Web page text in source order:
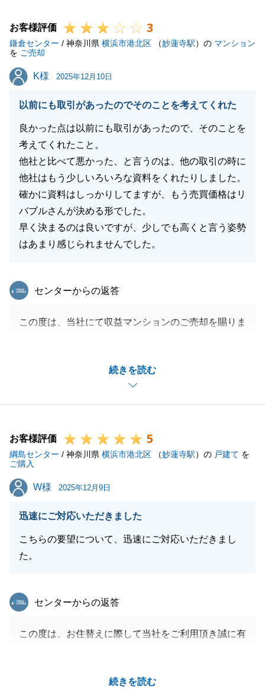
お客様評価
3
鎌倉センター / 神奈川県 横浜市港北区 （妙蓮寺駅）の マンション
を ご売却
K様
K様 2025年12月10日
以前にも取引があったのでそのことを考えてくれた
良かった点は以前にも取引があったので、そのことを
考えてくれたこと。
他社と比べて悪かった、と言うのは、他の取引の時に
他社はもう少しいろいろな資料をくれたりしました。
確かに資料はしっかりしてますが、もう売買価格はリ
バブルさんが決める形でした。
早く決まるのは良いですが、少しでも高くと言う姿勢
はあまり感じられませんでした。
続きを読む
東急リバブル
センターからの返答
この度は、当社にて収益マンションのご売却を賜りま
結果早期成約出来ましたが、早い成約につきまして価
格面でのご不満がございました事を専門部署にお伝え
致します。
様ですので、今後もご用命頂けますよう、今回のご指
摘を社内共有させて頂きます。何卒宜しくお願い申し
上げます。
閉じる
お客様評価 5
綱島センター / 神奈川県 横浜市港北区 （妙蓮寺駅）の 戸建て を
ご購入
W様
W様 2025年12月9日
迅速にご対応いただきました
こちらの要望について、迅速にご対応いただきまし
た。
続きを読む
東急リバブル
センターからの返答
この度は、お住替えに際して当社をご利用頂き誠に有
声がけいただけたこと非常に嬉しかったです。